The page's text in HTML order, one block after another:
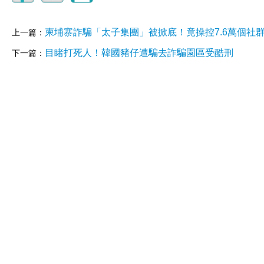
上一篇： 柬埔寨詐騙「太子集團」被掀底！竟操控7.6萬個社
下一篇： 目睹打死人！韓國豬仔遭騙去詐騙園區受酷刑